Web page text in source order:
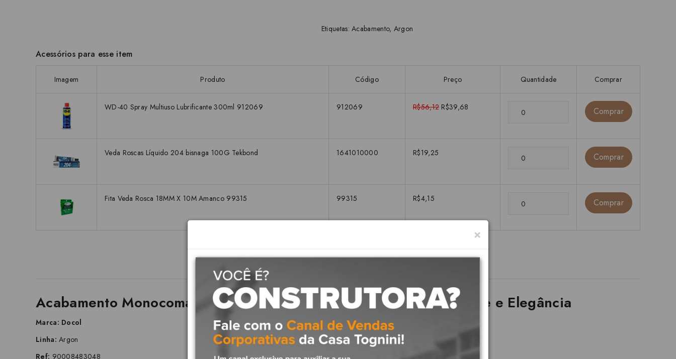
Etiquetas:Acabamento, Argon
Acessórios para esse item
Imagem Produto Código Preço Quantidade Comprar
WD-40 Spray Multiuso Lubrificante 300ml 912069 912069 R$56,12 R$39,68 Comprar
Veda Roscas Líquido 204 bisnaga 100G Tekbond 1641010000 R$19,25 Comprar
Fita Veda Rosca 18MM X 10M Amanco 99315 99315 R$4,15 Comprar
Acabamento Monocomando Argon para Alta Pressão: Funcionalidade e Elegância
Marca: Docol
Linha:Argon
Ref: 90008483048
×